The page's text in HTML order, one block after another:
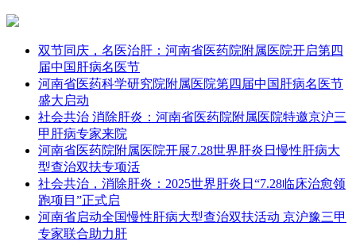
双节同庆，名医治肝：河南省医药院附属医院开启第四
届中国肝病名医节
河南省医药科学研究院附属医院第四届中国肝病名医节
盛大启动
社会共治 消除肝炎：河南省医药院附属医院特邀京沪三
甲肝病专家来院
河南省医药院附属医院开展7.28世界肝炎日慢性肝病大
型查治双扶专项活
社会共治，消除肝炎：2025世界肝炎日“7.28临床治愈领
跑项目”正式启
河南省启动全国慢性肝病大型查治双扶活动 京沪豫三甲
专家联合助力肝